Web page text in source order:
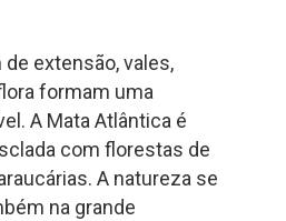
extensão, vales,
formam uma
A Mata Atlântica é
com florestas de
A natureza se
na grande